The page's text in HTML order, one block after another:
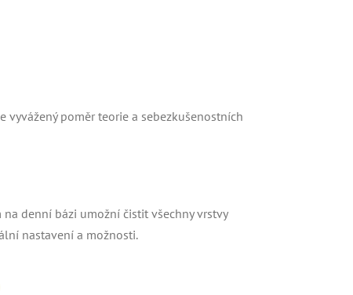
poměr teorie a sebezkušenostních
denní bázi umožní čistit všechny vrstvy
nastavení a možnosti.